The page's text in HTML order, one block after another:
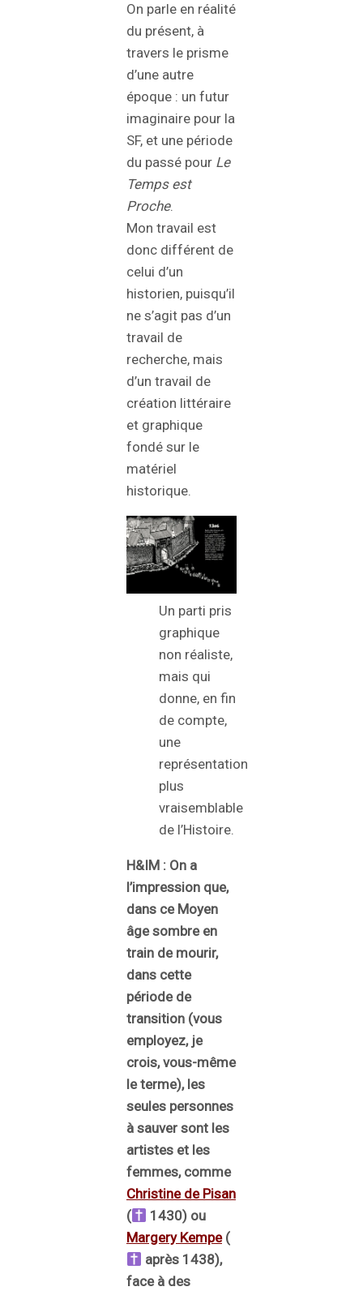
On parle en réalité
du présent, à
travers le prisme
d’une autre
époque : un futur
imaginaire pour la
SF, et une période
du passé pour Le
Temps est
Proche.
Mon travail est
donc différent de
celui d’un
historien, puisqu’il
ne s’agit pas d’un
travail de
recherche, mais
d’un travail de
création littéraire
et graphique
fondé sur le
matériel
historique.
Un parti pris
graphique
non réaliste,
mais qui
donne, en fin
de compte,
une
représentation
plus
vraisemblable
de l’Histoire.
H&IM : On a
l’impression que,
dans ce Moyen
âge sombre en
train de mourir,
dans cette
période de
transition (vous
employez, je
crois, vous-même
le terme), les
seules personnes
à sauver sont les
artistes et les
femmes, comme
Christine de Pisan
(
1430) ou
Margery Kempe(
après 1438),
face à des